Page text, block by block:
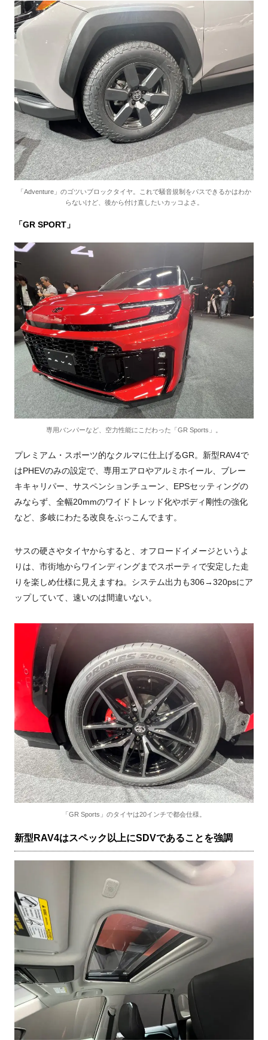
「Adventure」のゴツいブロックタイヤ。これで騒音規制をパスできるかはわか
らないけど、後から付け直したいカッコよさ。
「GR SPORT」
専用バンパーなど、空力性能にこだわった「GR Sports」。
プレミアム・スポーツ的なクルマに仕上げるGR。新型RAV4で
はPHEVのみの設定で、専用エアロやアルミホイール、ブレー
キキャリパー、サスペンションチューン、EPSセッティングの
みならず、全幅20mmのワイドトレッド化やボディ剛性の強化
など、多岐にわたる改良をぶっこんでます。
サスの硬さやタイヤからすると、オフロードイメージというよ
りは、市街地からワインディングまでスポーティで安定した走
りを楽しめ仕様に見えますね。システム出力も306→320psにア
ップしていて、速いのは間違いない。
「GR Sports」のタイヤは20インチで都会仕様。
新型RAV4はスペック以上にSDVであることを強調